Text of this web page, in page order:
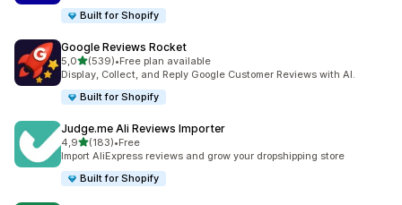
Built for Shopify
Google Reviews Rocket
5,0na 5 gwiazdek
(539)
Łączna liczba recenzji: 539
•Free plan available
Display, Collect, and Reply Google Customer Reviews with AI.
Built for Shopify
Judge.me Ali Reviews Importer
4,9na 5 gwiazdek
(183)
Łączna liczba recenzji: 183
•Free
Import AliExpress reviews and grow your dropshipping store
Built for Shopify